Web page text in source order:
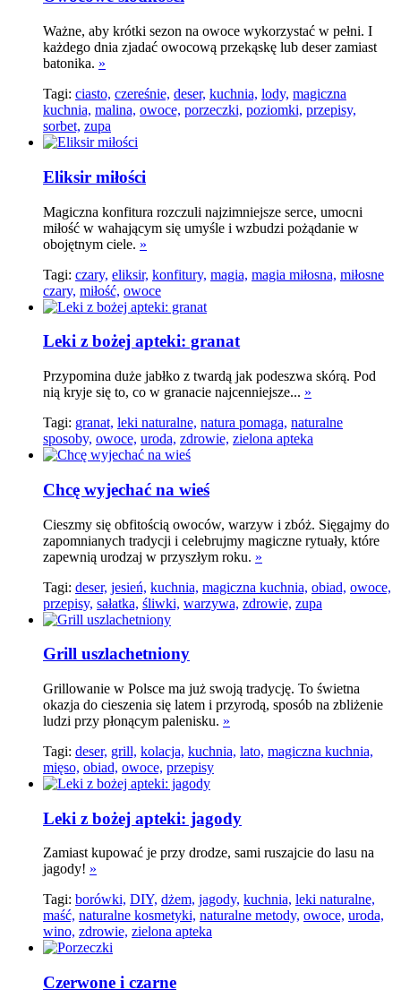
Ważne, aby krótki sezon na owoce wykorzystać w pełni. I
każdego dnia zjadać owocową przekąskę lub deser zamiast
batonika. »
Tagi: ciasto, czereśnie, deser, kuchnia, lody, magiczna
kuchnia, malina, owoce, porzeczki, poziomki, przepisy,
sorbet, zupa
Eliksir miłości
Magiczna konfitura rozczuli najzimniejsze serce, umocni
miłość w wahającym się umyśle i wzbudzi pożądanie w
obojętnym ciele. »
Tagi: czary, eliksir, konfitury, magia, magia miłosna, miłosne
czary, miłość, owoce
Leki z bożej apteki: granat
Przypomina duże jabłko z twardą jak podeszwa skórą. Pod
nią kryje się to, co w granacie najcenniejsze... »
Tagi: granat, leki naturalne, natura pomaga, naturalne
sposoby, owoce, uroda, zdrowie, zielona apteka
Chcę wyjechać na wieś
Cieszmy się obfitością owoców, warzyw i zbóż. Sięgajmy do
zapomnianych tradycji i celebrujmy magiczne rytuały, które
zapewnią urodzaj w przyszłym roku. »
Tagi: deser, jesień, kuchnia, magiczna kuchnia, obiad, owoce,
przepisy, sałatka, śliwki, warzywa, zdrowie, zupa
Grill uszlachetniony
Grillowanie w Polsce ma już swoją tradycję. To świetna
okazja do cieszenia się latem i przyrodą, sposób na zbliżenie
ludzi przy płonącym palenisku. »
Tagi: deser, grill, kolacja, kuchnia, lato, magiczna kuchnia,
mięso, obiad, owoce, przepisy
Leki z bożej apteki: jagody
Zamiast kupować je przy drodze, sami ruszajcie do lasu na
jagody! »
Tagi: borówki, DIY, dżem, jagody, kuchnia, leki naturalne,
maść, naturalne kosmetyki, naturalne metody, owoce, uroda,
wino, zdrowie, zielona apteka
Czerwone i czarne